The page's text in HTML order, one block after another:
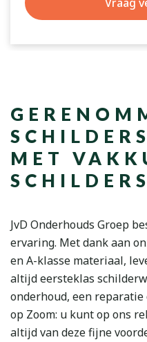
MET
SCHILDERS
JvD Onderhouds Groep
ervaring. Met dank aan
en A-klasse materiaal,
altijd eersteklas
onderhoud, een
op Zoom: u kunt op ons
altijd van deze fijne